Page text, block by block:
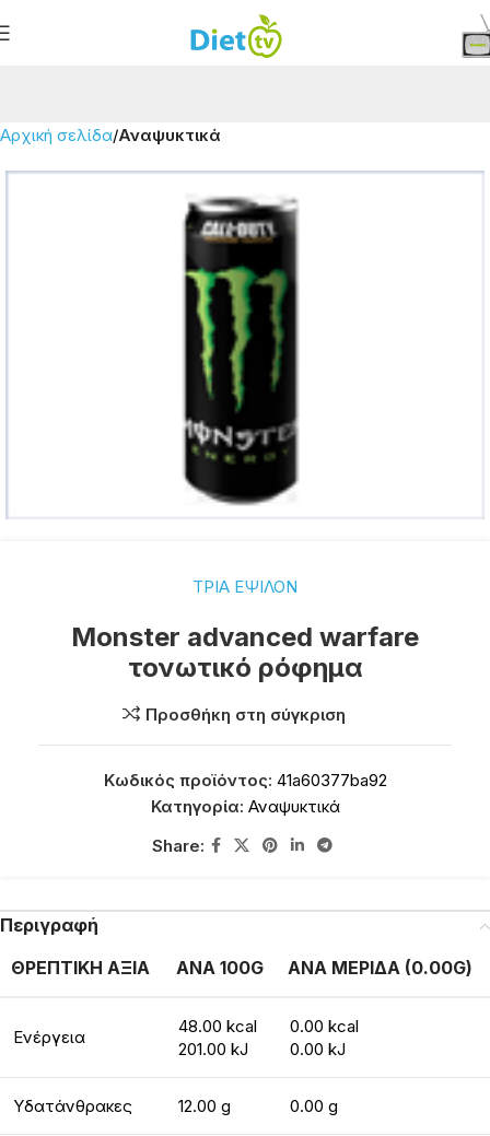
Αρχική σελίδα Αναψυκτικά
ΤΡΙΑ ΕΨΙΛΟΝ
Monster advanced warfare
τονωτικό ρόφημα
Προσθήκη στη σύγκριση
Κωδικός προϊόντος: 41a60377ba92
Κατηγορία: Αναψυκτικά
Share:
Περιγραφή
ΘΡΕΠΤΙΚΗ ΑΞΙΑ
ΑΝΑ 100G ΑΝΑ ΜΕΡΙΔΑ (0.00G)
Ενέργεια
48.00 kcal
201.00 kJ
0.00 kcal
0.00 kJ
Υδατάνθρακες 12.00 g 0.00 g